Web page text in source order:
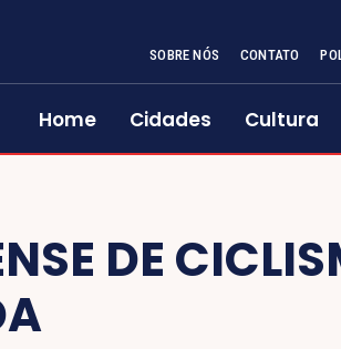
SOBRE NÓS CONTATO
Home Cidades Cultura
DE